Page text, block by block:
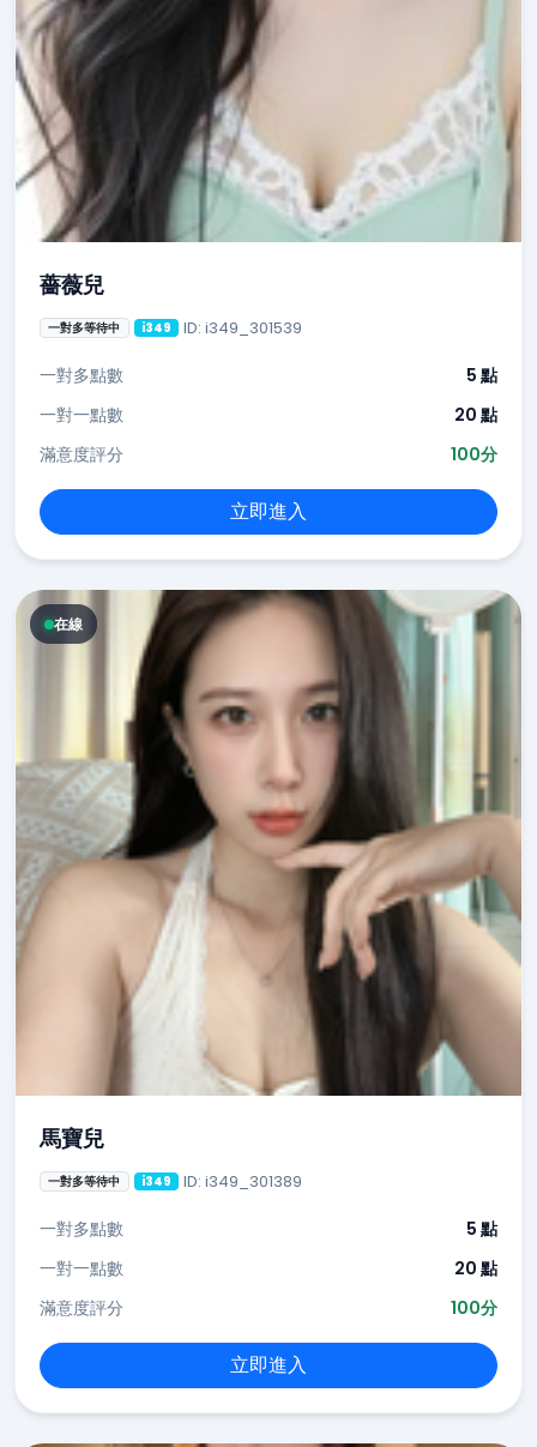
薔薇兒
一對多等待中 i349 ID: i349_301539
一對多點數
5 點
一對一點數
20 點
滿意度評分
100分
立即進入
在線
馬寶兒
一對多等待中 i349 ID: i349_301389
一對多點數
5 點
一對一點數
20 點
滿意度評分
100分
立即進入